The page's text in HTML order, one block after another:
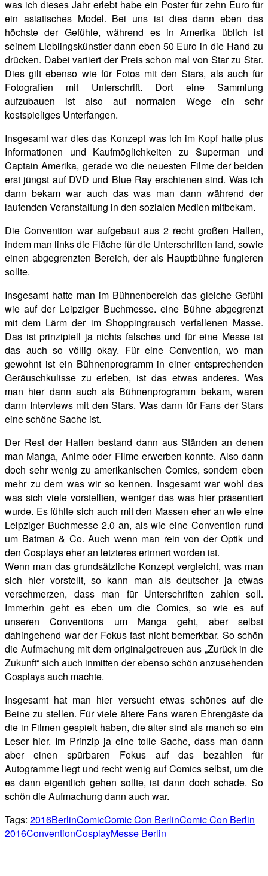
was ich dieses Jahr erlebt habe ein Poster für zehn Euro für
ein asiatisches Model. Bei uns ist dies dann eben das
höchste der Gefühle, während es in Amerika üblich ist
seinem Lieblingskünstler dann eben 50 Euro in die Hand zu
drücken. Dabei variiert der Preis schon mal von Star zu Star.
Dies gilt ebenso wie für Fotos mit den Stars, als auch für
Fotografien mit Unterschrift. Dort eine Sammlung
aufzubauen ist also auf normalen Wege ein sehr
kostspieliges Unterfangen.
Insgesamt war dies das Konzept was ich im Kopf hatte plus
Informationen und Kaufmöglichkeiten zu Superman und
Captain Amerika, gerade wo die neuesten Filme der beiden
erst jüngst auf DVD und Blue Ray erschienen sind. Was ich
dann bekam war auch das was man dann während der
laufenden Veranstaltung in den sozialen Medien mitbekam.
Die Convention war aufgebaut aus 2 recht großen Hallen,
indem man links die Fläche für die Unterschriften fand, sowie
einen abgegrenzten Bereich, der als Hauptbühne fungieren
sollte.
Insgesamt hatte man im Bühnenbereich das gleiche Gefühl
wie auf der Leipziger Buchmesse. eine Bühne abgegrenzt
mit dem Lärm der im Shoppingrausch verfallenen Masse.
Das ist prinzipiell ja nichts falsches und für eine Messe ist
das auch so völlig okay. Für eine Convention, wo man
gewohnt ist ein Bühnenprogramm in einer entsprechenden
Geräuschkulisse zu erleben, ist das etwas anderes. Was
man hier dann auch als Bühnenprogramm bekam, waren
dann Interviews mit den Stars. Was dann für Fans der Stars
eine schöne Sache ist.
Der Rest der Hallen bestand dann aus Ständen an denen
man Manga, Anime oder Filme erwerben konnte. Also dann
doch sehr wenig zu amerikanischen Comics, sondern eben
mehr zu dem was wir so kennen. Insgesamt war wohl das
was sich viele vorstellten, weniger das was hier präsentiert
wurde. Es fühlte sich auch mit den Massen eher an wie eine
Leipziger Buchmesse 2.0 an, als wie eine Convention rund
um Batman & Co. Auch wenn man rein von der Optik und
den Cosplays eher an letzteres erinnert worden ist.
Wenn man das grundsätzliche Konzept vergleicht, was man
sich hier vorstellt, so kann man als deutscher ja etwas
verschmerzen, dass man für Unterschriften zahlen soll.
Immerhin geht es eben um die Comics, so wie es auf
unseren Conventions um Manga geht, aber selbst
dahingehend war der Fokus fast nicht bemerkbar. So schön
die Aufmachung mit dem originalgetreuen aus „Zurück in die
Zukunft“ sich auch inmitten der ebenso schön anzusehenden
Cosplays auch machte.
Insgesamt hat man hier versucht etwas schönes auf die
Beine zu stellen. Für viele ältere Fans waren Ehrengäste da
die in Filmen gespielt haben, die älter sind als manch so ein
Leser hier. Im Prinzip ja eine tolle Sache, dass man dann
aber einen spürbaren Fokus auf das bezahlen für
Autogramme liegt und recht wenig auf Comics selbst, um die
es dann eigentlich gehen sollte, ist dann doch schade. So
schön die Aufmachung dann auch war.
Tags: 2016BerlinComicComic Con BerlinComic Con Berlin
2016ConventionCosplayMesse Berlin